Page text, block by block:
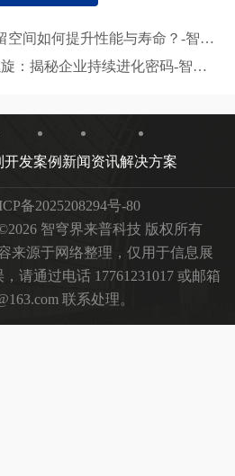
何提升性能与寿命？-智穹界来普科技
下一篇 : 创新与改善双螺旋：揭秘企业持续进化密码-智穹界来普科技
开发案例 新闻资讯解决方案
备2025208294号-80
智穹界来普科技 版权所有
来源于网络整理，仅用于信息展
请通过电话 17761231017 或邮箱
联系处理。